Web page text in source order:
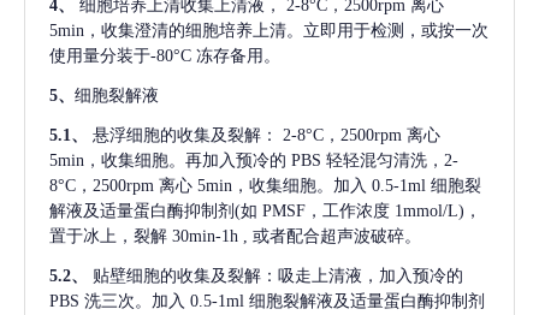
4、 细胞培养上清收集上清液，
2-8°C，2500rpm 离心
5min，收集澄清的细胞培养上清。立即用于检测，或按一次
使用量分装于-80°C 冻存备用。
5、 细胞裂解液
5.1、 悬浮细胞的收集及裂解：
2-8°C，2500rpm 离心
5min，收集细胞。再加入预冷的 PBS 轻轻混匀清洗，2-
8°C，2500rpm 离心 5min，收集细胞。加入 0.5-1ml 细胞裂
解液及适量蛋白酶抑制剂(如 PMSF，工作浓度 1mmol/L)，
置于冰上，裂解 30min-1h , 或者配合超声波破碎。
5.2、
贴壁细胞的收集及裂解：吸走上清液，加入预冷的
PBS 洗三次。加入 0.5-1ml 细胞裂解液及适量蛋白酶抑制剂